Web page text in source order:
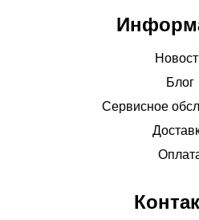
Блог
Сервисное